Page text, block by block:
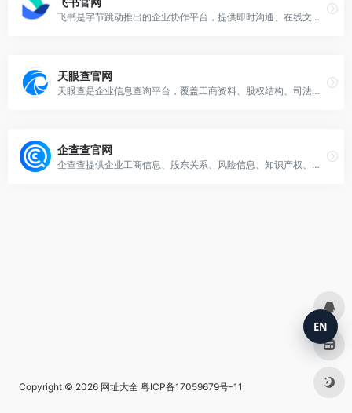
飞书是字节跳动推出的企业协作平台，提供即时沟通、在线文档、日历、会议、审批和项目协作等功能。适合团队进行远程办公、知识管理、跨部门协作和企业内部数字化管理。
天眼查官网
天眼查是企业信息查询平台，覆盖工商资料、股权结构、司法风险、经营异常、商标专利和投融资信息。它适合商务合作、招聘入职、采购供应和投资前的企业背景查询。
企查查官网
企查查提供企业工商信息、股东关系、风险信息、知识产权、招投标和司法数据查询服务。用户可用于了解合作企业背景、核验公司主体信息、跟踪企业动态和辅助商业尽调。
Copyright © 2026 网址大全 粤ICP备17059679号-11
EN